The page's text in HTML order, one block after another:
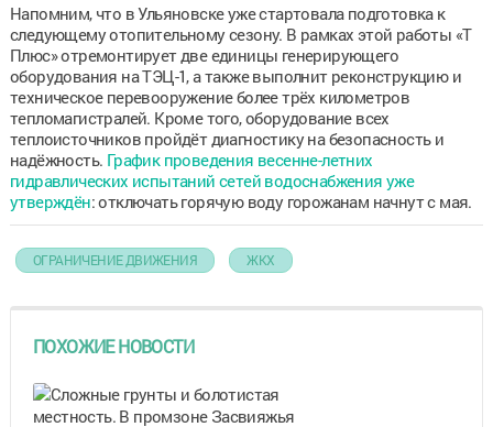
Напомним, что в Ульяновске уже стартовала подготовка к
следующему отопительному сезону. В рамках этой работы «Т
Плюс» отремонтирует две единицы генерирующего
оборудования на ТЭЦ-1, а также выполнит реконструкцию и
техническое перевооружение более трёх километров
тепломагистралей. Кроме того, оборудование всех
теплоисточников пройдёт диагностику на безопасность и
надёжность. График проведения весенне-летних
гидравлических испытаний сетей водоснабжения уже
утверждён: отключать горячую воду горожанам начнут с мая.
ОГРАНИЧЕНИЕ ДВИЖЕНИЯ ЖКХ
ПОХОЖИЕ НОВОСТИ